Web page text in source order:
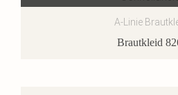
A-Linie
Brautkleid